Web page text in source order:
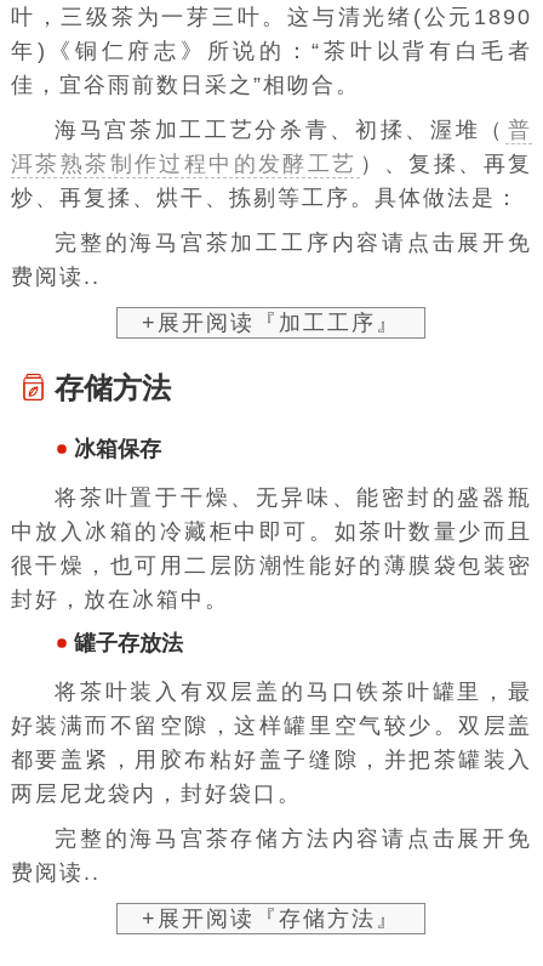
叶，三级茶为一芽三叶。这与清光绪(公元1890
年)《铜仁府志》所说的：“茶叶以背有白毛者
佳，宜谷雨前数日采之”相吻合。
海马宫茶加工工艺分杀青、初揉、渥堆（ 普
洱茶熟茶制作过程中的发酵工艺 ）、复揉、再复
炒、再复揉、烘干、拣剔等工序。具体做法是：
完整的海马宫茶加工工序内容请点击展开免
费阅读..
+展开阅读『加工工序』
存储方法
冰箱保存
将茶叶置于干燥、无异味、能密封的盛器瓶
中放入冰箱的冷藏柜中即可。如茶叶数量少而且
很干燥，也可用二层防潮性能好的薄膜袋包装密
封好，放在冰箱中。
罐子存放法
将茶叶装入有双层盖的 马口铁茶叶罐 里，最
好装满而不留空隙，这样罐里空气较少。双层盖
都要盖紧，用胶布粘好盖子缝隙，并把茶罐装入
两层尼龙袋内，封好袋口。
完整的海马宫茶存储方法内容请点击展开免
费阅读..
+展开阅读『存储方法』